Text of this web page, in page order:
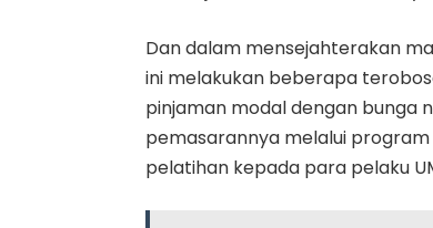
Dan dalam mensejahterakan
ini melakukan beberapa
pinjaman modal dengan bunga
pemasarannya melalui
pelatihan kepada para pelaku